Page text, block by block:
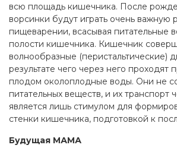
всю площадь кишечника. После
ворсинки будут играть очень важную
пищеварении, всасывая питательные
полости кишечника. Кишечник
волнообразные (перистальтические)
результате чего через него проходят
плодом околоплодные воды. Они не
питательных веществ, и их транспорт
является лишь стимулом для
стенки кишечника, подготовкой к
Будущая МАМА